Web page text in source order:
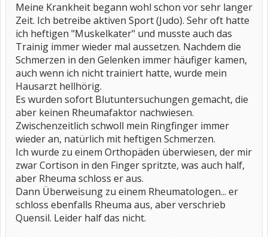
Meine Krankheit begann wohl schon vor sehr langer
Zeit. Ich betreibe aktiven Sport (Judo). Sehr oft hatte
ich heftigen "Muskelkater" und musste auch das
Trainig immer wieder mal aussetzen. Nachdem die
Schmerzen in den Gelenken immer häufiger kamen,
auch wenn ich nicht trainiert hatte, wurde mein
Hausarzt hellhörig.
Es wurden sofort Blutuntersuchungen gemacht, die
aber keinen Rheumafaktor nachwiesen.
Zwischenzeitlich schwoll mein Ringfinger immer
wieder an, natürlich mit heftigen Schmerzen.
Ich wurde zu einem Orthopäden überwiesen, der mir
zwar Cortison in den Finger spritzte, was auch half,
aber Rheuma schloss er aus.
Dann Überweisung zu einem Rheumatologen... er
schloss ebenfalls Rheuma aus, aber verschrieb
Quensil. Leider half das nicht.